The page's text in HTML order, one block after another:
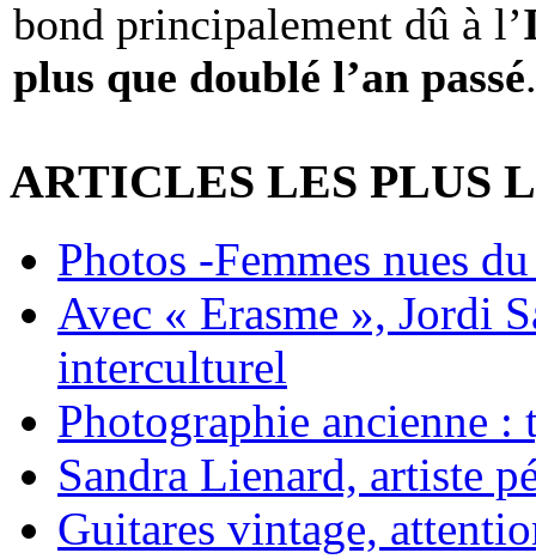
bond principalement dû à l’
plus que doublé l’an passé.
ARTICLES LES PLUS
Photos -Femmes nues
Avec « Erasme », Jordi
interculturel
Photographie ancienne :
Sandra Lienard, artiste
Guitares vintage,